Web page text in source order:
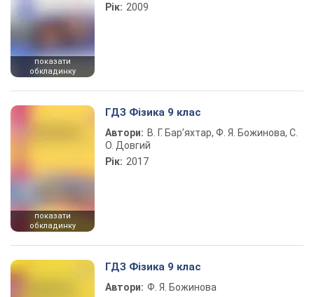
показати
обкладинку
Рік: 2009
показати
обкладинку
ГДЗ Фізика 9 клас
Автори: В. Г. Бар’яхтар, Ф. Я. Божинова, С.
О. Довгий
Рік: 2017
ГДЗ Фізика 9 клас
Автори: Ф. Я. Божинова